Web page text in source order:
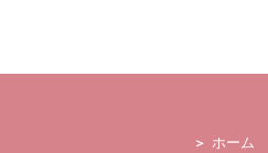
ホーム